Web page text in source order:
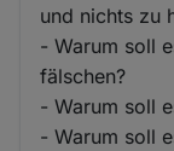
und nichts zu
- Warum soll
fälschen?
- Warum soll
- Warum soll